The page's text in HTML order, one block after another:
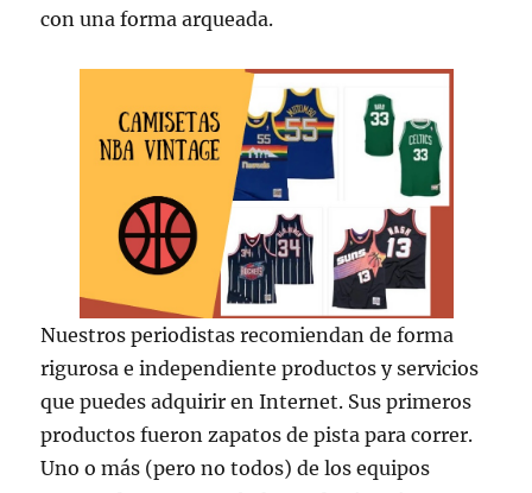
con una forma arqueada.
Nuestros periodistas recomiendan de forma
rigurosa e independiente productos y servicios
que puedes adquirir en Internet. Sus primeros
productos fueron zapatos de pista para correr.
Uno o más (pero no todos) de los equipos